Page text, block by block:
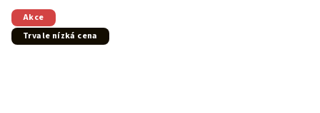
Akce
Trvale nízká cena